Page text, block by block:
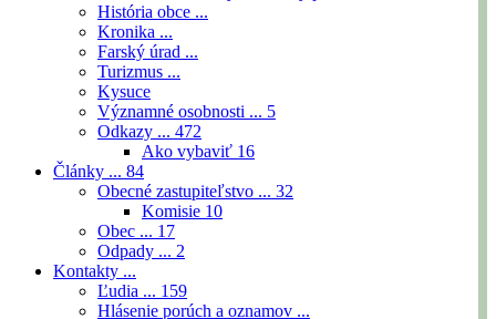
História obce ...
Kronika ...
Farský úrad ...
Turizmus ...
Kysuce
Významné osobnosti ... 5
Odkazy ... 472
Ako vybaviť 16
Články ... 84
Obecné zastupiteľstvo ... 32
Komisie 10
Obec ... 17
Odpady ... 2
Kontakty ...
Ľudia ... 159
Hlásenie porúch a oznamov ...